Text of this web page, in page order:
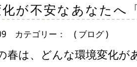
が不安なあなたへ
カテゴリー： ( ブログ )
春は、どんな環境変化が